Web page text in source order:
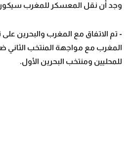
وجد أن نقل المعسكر للمغرب
- تم الاتفاق مع المغرب والبحرين
المغرب مع مواجهة المنتخب الثاني
للمحليين ومنتخب البحرين الأول.